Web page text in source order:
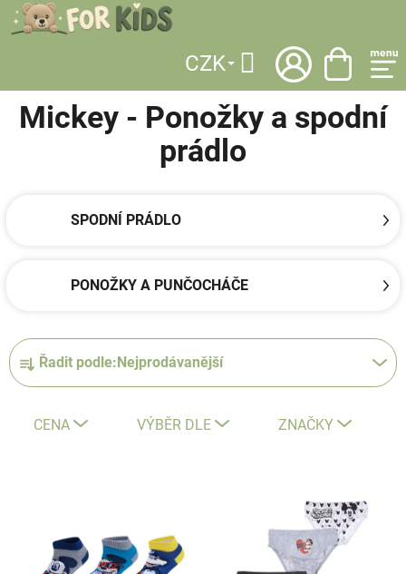
Přejít
na
CZK
Hledat
OBLEČENÍ PONOŽKY A SPODNÍ PRÁDLO
Mickey - Ponožky a spodní
prádlo
SPODNÍ PRÁDLO
PONOŽKY A PUNČOCHÁČE
Ř
a
Řadit podle: Nejprodávanější
CENA VÝBĚR DLE ZNAČKY